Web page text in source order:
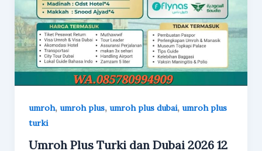
umroh, umroh plus, umroh plus dubai, umroh plus
turki
Umroh Plus Turki dan Dubai 2026 12